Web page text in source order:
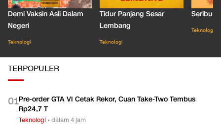
Demi Vaksin Asli Dalam
Negeri
Teknologi
Tidur Panjang Sesar
Lembang
Teknologi
Seribu
Teknologi
TERPOPULER
01Pre-order GTA VI Cetak Rekor, Cuan Take-Two Tembus
Rp24,7 T
Teknologi •dalam 4 jam